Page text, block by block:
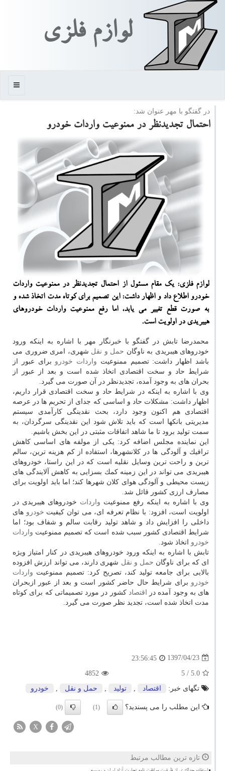
لوازم فلزی
منو
در گفتگو با مهر عنوان شد:
احتمال تجدیدنظر در ممنوعیت واردات خودرو
لوازم فلزی: یك مقام مسئول از احتمال تجدیدنظر در ممنوعیت واردات
خودرو اطلاع داد و اظهار داشت: این تصمیم برای كوتاه مدت اتخاذ شده و
به صورت قطع تغییر می یابد، اما رفع ممنوعیت واردات خودروهای
هیبریدی در اولویت است.
محمدرضا تابش در گفتگو با خبرنگار مهر با اشاره به اینكه ورود
خودروهای هیبریدی به ناوگان حمل و نقل شهری، امری ضروری می
باشد اظهار داشت: تصمیم ممنوعیت واردات خودرو برای عبور از
شرایط حاد و سخت اقتصادی اتخاذ شده است و بعد از عبور از
بحران های به وجود آمده، تجدیدنظر در آن صورت می گیرد.
وی با اشاره به اینكه در شرایط حاد و سخت اقتصادی قرار داریم،
اظهار داشت: مشكلات حاد و اساسی كه جدای از تحریم ها در عرصه
اقتصادی هم اكنون وجود دارد، بحث نقدینگی كارآمدی سیستم
مدیریتی بانكها است كه باید تلاش شود این نقدینگی سرگردان، به
سمت تولید برود تا ما شاهد اتفاقات مثبتی در این بخش باشیم.
این نماینده مجلس اضافه كرد: یكی از مولفه های اساسی كاهش
ترافیك و آلودگی ها در كلانشهرها، استفاده از كم هزینه ترین، سالم
ترین و راحت ترین وسایل نقلیه است كه در این راستا، خودروهای
هیبریدی می تواند در این زمینه كمك بسزایی به كاهش آلایندگی های
زیست محیطی و آلودگی هوای كلان شهرها كند؛ اما باید اولویت برای
مصارف ارزی كشور قائل شد.
وی با اشاره به اینكه رفع ممنوعیت واردات خودروهای هیبریدی در
اولویت است، افزود: با نظام تعرفه ای، می توان كیفیت خودرو های
داخلی را افزایش داد و شاهد تولید رقابت سالم و شفاف بود؛ اما
شرایط اقتصادی كشور سبب شده است كه تصمیم ممنوعیت واردات
خودرو اتخاذ شود.
تابش با اشاره به اینكه ورود خودروهای هیبریدی در كنار امتیاز ویژه
ای كه برای ناوگان حمل و نقل شهری دارند، می تواند ارزش افزوده
بالایی برای جامعه تولید كند، تصریح كرد: تصمیم ممنوعیت واردات
خودرو برای شرایط حال حاضر كشور است و بعد از عبور ازبحران
های به وجود آمده در
اقتصاد كشور در مورد تصمیماتی كه برای كوتاه
مدت اتخاذ شده است، تجدید نظر صورت می گیرد.
1397/04/23
23:56:45
5.0
/ 5
4852
تگهای خبر:
اقتصاد , تولید , حمل و نقل , خودرو
این مطلب را می پسندید؟ (1)
(0)
X
تازه ترین مطالب مرتبط